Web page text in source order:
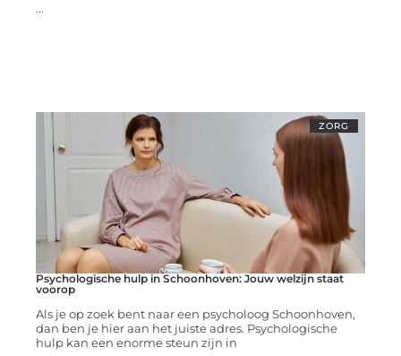
...
ZORG
Psychologische hulp in Schoonhoven: Jouw welzijn staat
voorop
Als je op zoek bent naar een psycholoog Schoonhoven,
dan ben je hier aan het juiste adres. Psychologische
hulp kan een enorme steun zijn in